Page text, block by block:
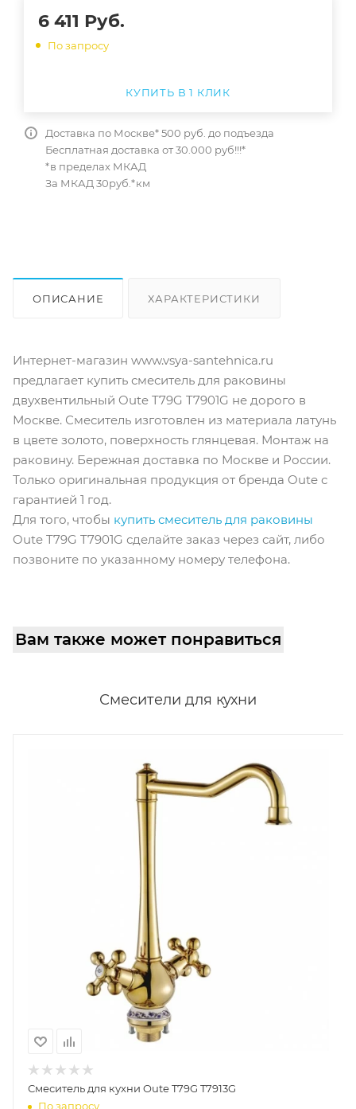
6 411 Руб.
По запросу
КУПИТЬ В 1 КЛИК
Доставка по Москве* 500 руб. до подъезда
Бесплатная доставка от 30.000 руб!!!*
*в пределах МКАД
За МКАД 30руб.*км
ОПИСАНИЕ ХАРАКТЕРИСТИКИ
Интернет-магазин www.vsya-santehnica.ru
предлагает купить смеситель для раковины
двухвентильный Oute T79G T7901G не дорого в
Москве. Смеситель изготовлен из материала латунь
в цвете золото, поверхность глянцевая. Монтаж на
раковину. Бережная доставка по Москве и России.
Только оригинальная продукция от бренда Oute с
гарантией 1 год.
Для того, чтобы купить смеситель для раковины
Oute T79G T7901G сделайте заказ через сайт, либо
позвоните по указанному номеру телефона.
Вам также может понравиться
Смесители для кухни
Смеситель для кухни Oute T79G T7913G
По запросу